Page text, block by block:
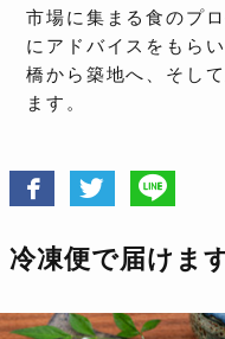
市場に集まる食のプ
にアドバイスをもら
橋から築地へ、そし
ます。
冷凍便で届けま